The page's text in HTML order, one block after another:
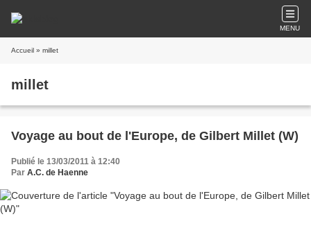
MENU
Accueil » millet
millet
Voyage au bout de l'Europe, de Gilbert Millet (W)
Publié le 13/03/2011 à 12:40
Par A.C. de Haenne